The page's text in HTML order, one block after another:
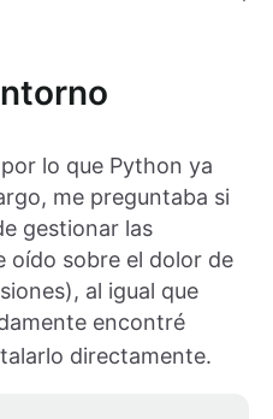
lo que Python ya
me preguntaba si
gestionar las
oído sobre el dolor de
al igual que
encontré
directamente.